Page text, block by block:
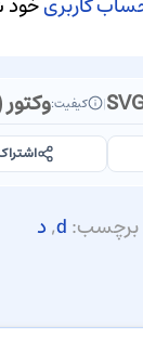
| کیفیت:وکتور
برچسب:d
,د